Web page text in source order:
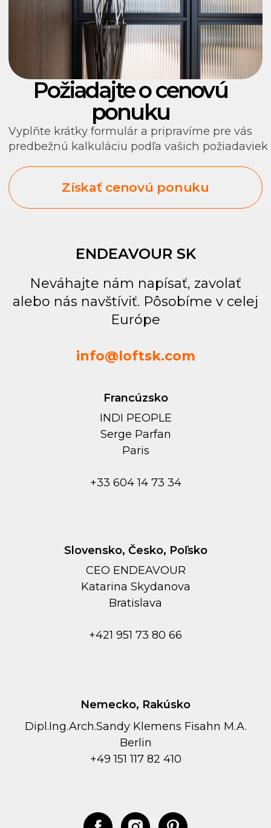
ENDEAVOUR SK
Neváhajte nám napísať, zavolať
alebo nás navštíviť. Pôsobíme v celej
Európe
info@loftsk.com
Francúzsko
INDI PEOPLE
Serge Parfan
Paris
+33 604 14 73 34
Slovensko, Česko, Poľsko
CEO ENDEAVOUR
Kаtarina Skydanova
Bratislava
+421 951 73 80 66
Nemecko, Rakúsko
Dipl.Ing.Arch.Sandy Klemens Fisahn M.A.
Berlin
+49 151 117 82 410